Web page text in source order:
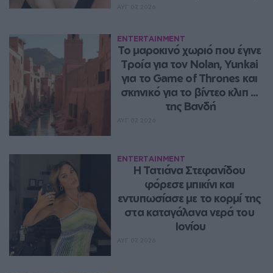
ENTERTAINMENT
Το μαροκινό χωριό που έγινε
Τροία για τον Nolan, Yunkai
για το Game of Thrones και
σκηνικό για το βίντεο κλιπ ...
της Βανδή
ENTERTAINMENT
Η Τατιάνα Στεφανίδου
φόρεσε μπικίνι και
εντυπωσίασε με το κορμί της
στα καταγάλανα νερά του
Ιονίου